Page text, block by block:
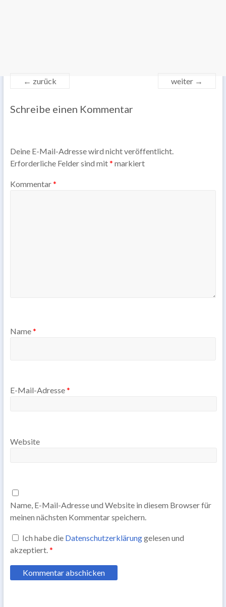
← zurück weiter →
Schreibe einen Kommentar
Deine E-Mail-Adresse wird nicht veröffentlicht.
Erforderliche Felder sind mit* markiert
Kommentar*
Name*
E-Mail-Adresse*
Website
Name, E-Mail-Adresse und Website in diesem Browser für
meinen nächsten Kommentar speichern.
Ich habe die Datenschutzerklärunggelesen und
akzeptiert.*